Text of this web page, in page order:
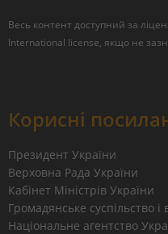
Весь контент доступний за
International license, якщо не
Корисні
Президент України
Верховна Рада України
Кабінет Міністрів України
Громадянське суспільство і
Національне агентство